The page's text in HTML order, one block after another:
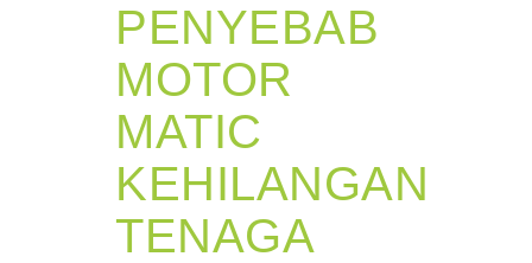
PENYEBAB
MOTOR
MATIC
KEHILANGAN
TENAGA